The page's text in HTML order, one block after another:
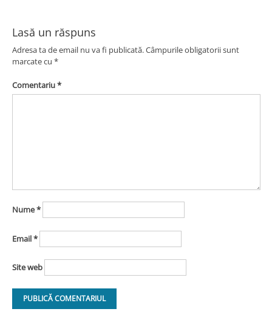
Lasă un răspuns
Adresa ta de email nu va fi publicată.Câmpurile obligatorii sunt
marcate cu *
Comentariu*
Nume*
Email*
Site web